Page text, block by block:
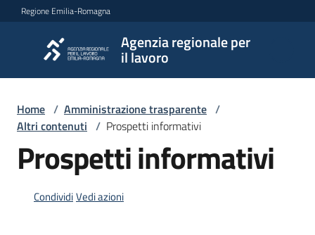
Vai al contenuto
Vai alla navigazione
Vai al footer
Regione Emilia-Romagna
Agenzia regionale per
il lavoro
Agenzia
regionale
per il
lavoro
L'Agenzia
Home / Amministrazione trasparente /
Altri contenuti / Prospetti informativi
Prospetti informativi
CondividiVedi azioni